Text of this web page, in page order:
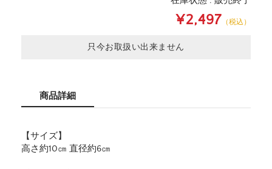
¥2,497 （税込）
只今お取扱い出来ません
商品詳細
【サイズ】
高さ約10㎝ 直径約6㎝